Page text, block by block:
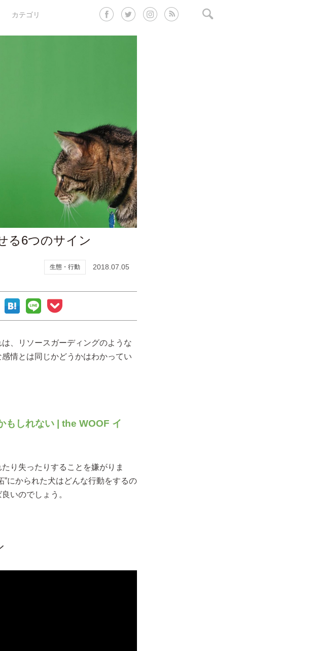
カテゴリ
る6つのサイン
生態・行動 2018.07.05
、リソースガーディングのような
情とは同じかどうかはわかってい
もしれない | the WOOF イ
り失ったりすることを嫌がりま
にかられた犬はどんな行動をするの
いのでしょう。